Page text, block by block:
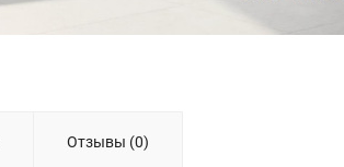
Отзывы (0)